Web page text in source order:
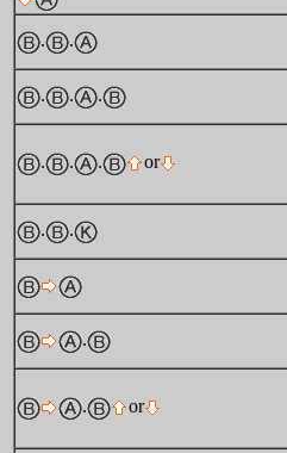
. .
. . .
. . . or
. .
.
. or